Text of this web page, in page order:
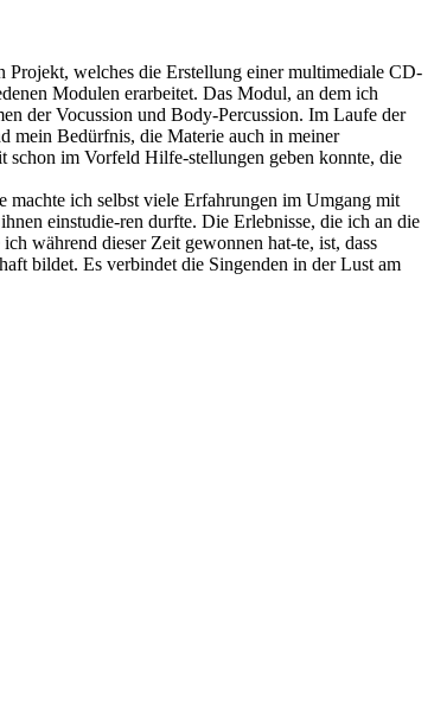
welches die Erstellung einer multimediale CD-
Modulen erarbeitet. Das Modul, an dem ich
der Vocussion und Body-Percussion. Im Laufe der
mein Bedürfnis, die Materie auch in meiner
schon im Vorfeld Hilfe-stellungen geben konnte, die
machte ich selbst viele Erfahrungen im Umgang mit
einstudie-ren durfte. Die Erlebnisse, die ich an die
während dieser Zeit gewonnen hat-te, ist, dass
bildet. Es verbindet die Singenden in der Lust am